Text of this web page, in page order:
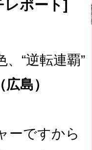
レポート]
“逆転連覇”
島）
ーですから